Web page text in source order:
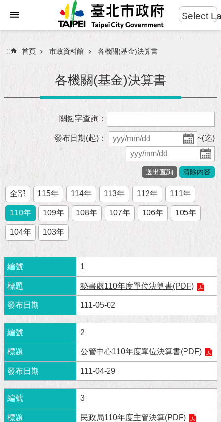
進
搜
市
團
隊
市
政
公
施
政
願
景
及
成
果
市
資
料
館
Select
::: 首頁 市政資料館 各機關(基金)決算書
各機關(基金)決算書
關鍵字查詢：
發布日期(起)： ~(迄)
全部 115年 114年 113年 112年 111年
110年 109年 108年 107年 106年 105年
104年 103年
1
秘書處110年度單位決算書(PDF)
111-05-02
2
公管中心110年度單位決算書(PDF)
111-04-29
3
民政局110年度主管決算(PDF)